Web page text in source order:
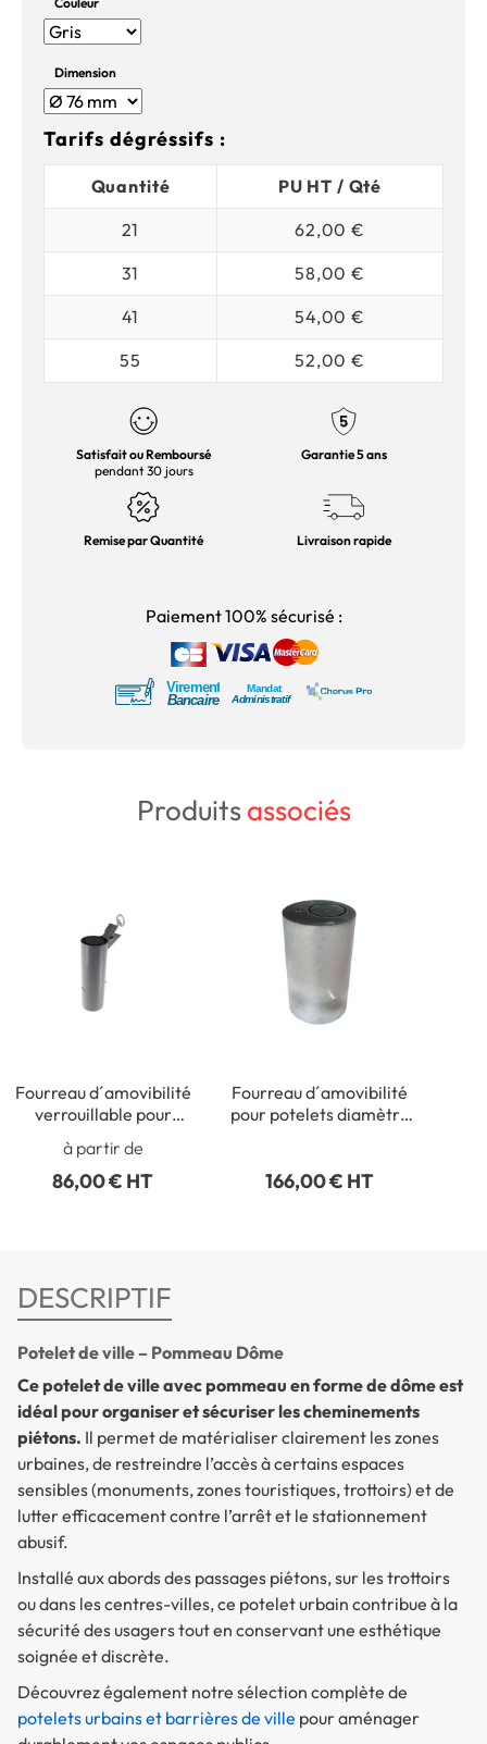
Dimension
Tarifs dégréssifs :
Quantité
PU HT / Qté
21
62,00 €
31
58,00 €
41
54,00 €
55
52,00 €
Satisfait ou Remboursé
pendant 30 jours
Garantie 5 ans
Remise par Quantité Livraison rapide
Paiement 100% sécurisé :
Produitsassociés
Fourreau d´amovibilité
verrouillable pour
potelets
à partir de
86,00 € HT
Fourreau d´amovibilité
pour potelets diamètre
166,00 € HT
DESCRIPTIF
Potelet de ville – Pommeau Dôme
Ce potelet de ville avec pommeau en forme de dôme est
idéal pour organiser et sécuriser les cheminements
piétons. Il permet de matérialiser clairement les zones
urbaines, de restreindre l’accès à certains espaces
sensibles (monuments, zones touristiques, trottoirs) et de
lutter efficacement contre l’arrêt et le stationnement
abusif.
Installé aux abords des passages piétons, sur les trottoirs
ou dans les centres-villes, ce potelet urbain contribue à la
sécurité des usagers tout en conservant une esthétique
soignée et discrète.
Découvrez également notre sélection complète de
potelets urbains et barrières de ville pour aménager